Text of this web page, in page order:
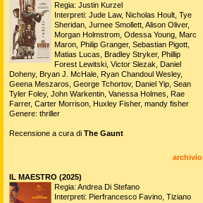
Regia: Justin Kurzel
Interpreti: Jude Law, Nicholas Hoult, Tye
Sheridan, Jurnee Smollett, Alison Oliver,
Morgan Holmstrom, Odessa Young, Marc
Maron, Philip Granger, Sebastian Pigott,
Matias Lucas, Bradley Stryker, Phillip
Forest Lewitski, Victor Slezak, Daniel
Doheny, Bryan J. McHale, Ryan Chandoul Wesley,
Geena Meszaros, George Tchortov, Daniel Yip, Sean
Tyler Foley, John Warkentin, Vanessa Holmes, Rae
Farrer, Carter Morrison, Huxley Fisher, mandy fisher
Genere: thriller
Recensione a cura di The Gaunt
archivio
IL MAESTRO (2025)
Regia: Andrea Di Stefano
Interpreti: Pierfrancesco Favino, Tiziano